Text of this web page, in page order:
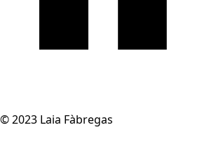
© 2023 Laia Fàbregas